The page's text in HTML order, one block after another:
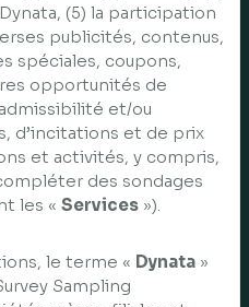
(5) la participation
publicités, contenus,
spéciales, coupons,
opportunités de
et/ou
d’incitations et de prix
et activités, y compris,
des sondages
les « Services »).
le terme « Dynata »
Sampling